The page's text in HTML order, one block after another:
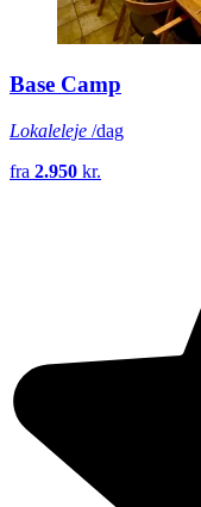
Base Camp
Lokaleleje /dag
fra 2.950 kr.